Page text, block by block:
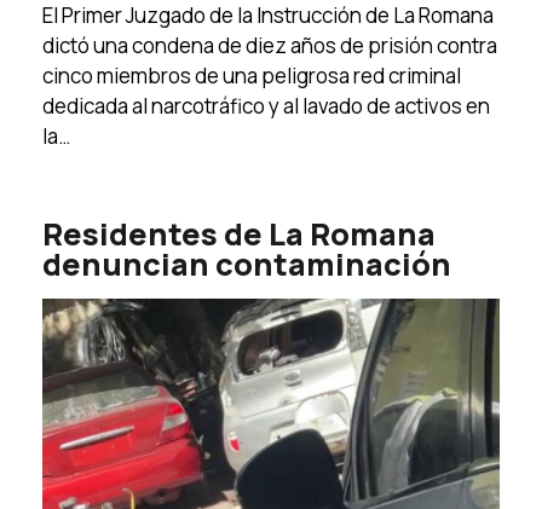
El Primer Juzgado de la Instrucción de La Romana
dictó una condena de diez años de prisión contra
cinco miembros de una peligrosa red criminal
dedicada al narcotráfico y al lavado de activos en
la…
Residentes de La Romana
denuncian contaminación